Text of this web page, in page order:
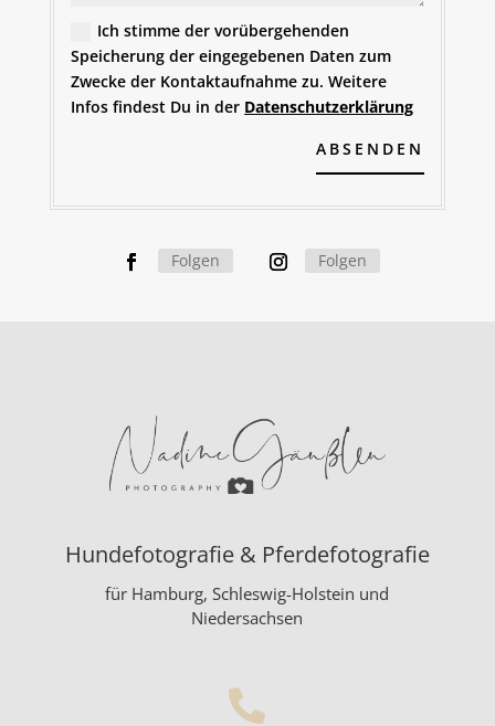
Ich stimme der vorübergehenden
Speicherung der eingegebenen Daten zum
Zwecke der Kontaktaufnahme zu. Weitere
Infos findest Du in der Datenschutzerklärung
ABSENDEN
Folgen Folgen
Hundefotografie & Pferdefotografie
für Hamburg, Schleswig-Holstein und
Niedersachsen
